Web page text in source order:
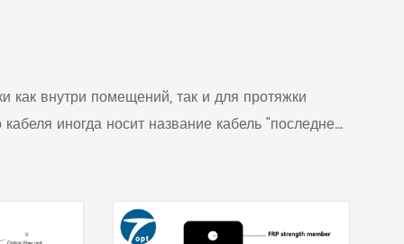
как внутри помещений, так и для протяжки
иногда носит название кабель "последней
огромный опыт поставок компонентов ВОЛС